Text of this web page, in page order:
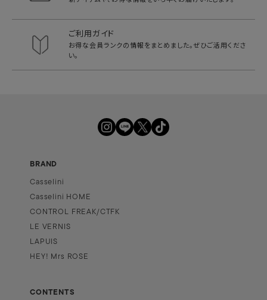
ご利用ガイド
お得な会員ランクの情報をまとめました。ぜひご活用くださ
い。
BRAND
Casselini
Casselini HOME
CONTROL FREAK/CTFK
LE VERNIS
LAPUIS
HEY! Mrs ROSE
CONTENTS